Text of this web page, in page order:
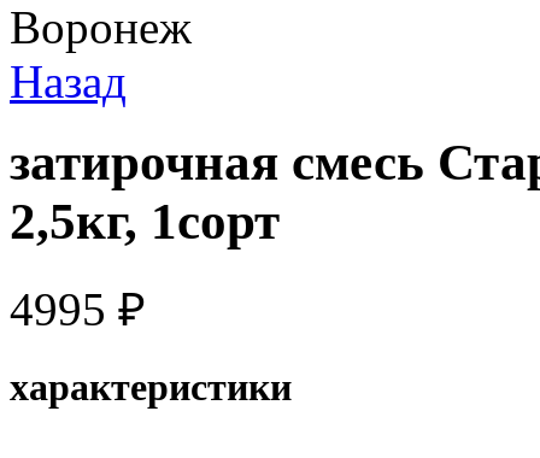
Воронеж
Назад
затирочная смесь
2,5кг, 1сорт
4995 ₽
характеристики